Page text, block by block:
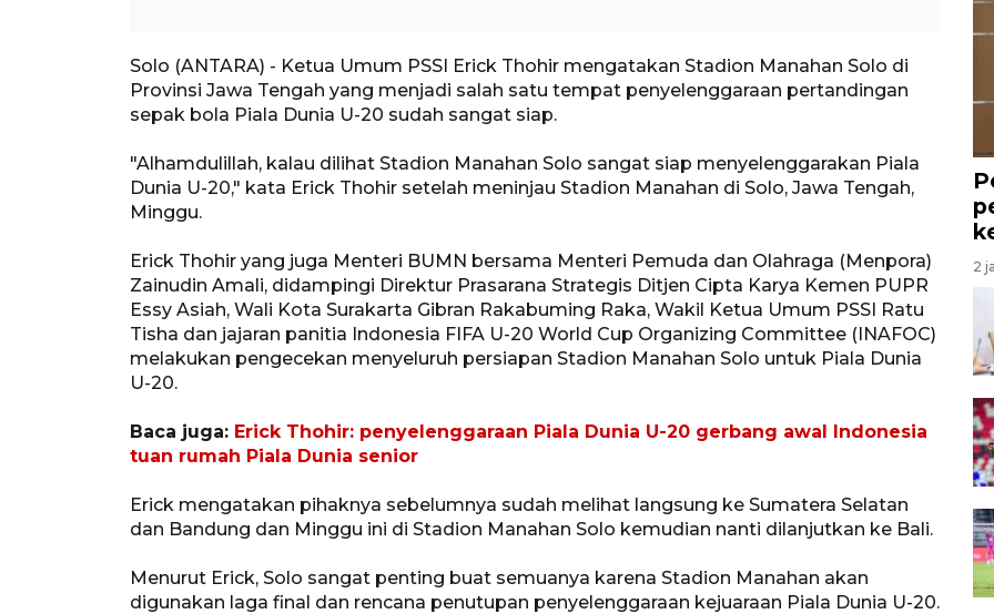
Solo (ANTARA) - Ketua Umum PSSI Erick Thohir mengatakan Stadion Manahan Solo di
Provinsi Jawa Tengah yang menjadi salah satu tempat penyelenggaraan pertandingan
sepak bola Piala Dunia U-20 sudah sangat siap.
"Alhamdulillah, kalau dilihat Stadion Manahan Solo sangat siap menyelenggarakan Piala
Dunia U-20," kata Erick Thohir setelah meninjau Stadion Manahan di Solo, Jawa Tengah,
Minggu.
Erick Thohir yang juga Menteri BUMN bersama Menteri Pemuda dan Olahraga (Menpora)
Zainudin Amali, didampingi Direktur Prasarana Strategis Ditjen Cipta Karya Kemen PUPR
Essy Asiah, Wali Kota Surakarta Gibran Rakabuming Raka, Wakil Ketua Umum PSSI Ratu
Tisha dan jajaran panitia Indonesia FIFA U-20 World Cup Organizing Committee (INAFOC)
melakukan pengecekan menyeluruh persiapan Stadion Manahan Solo untuk Piala Dunia
U-20.
Baca juga: Erick Thohir: penyelenggaraan Piala Dunia U-20 gerbang awal Indonesia
tuan rumah Piala Dunia senior
Erick mengatakan pihaknya sebelumnya sudah melihat langsung ke Sumatera Selatan
dan Bandung dan Minggu ini di Stadion Manahan Solo kemudian nanti dilanjutkan ke Bali.
Menurut Erick, Solo sangat penting buat semuanya karena Stadion Manahan akan
digunakan laga final dan rencana penutupan penyelenggaraan kejuaraan Piala Dunia U-20.
2